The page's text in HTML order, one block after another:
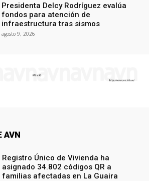
Presidenta Delcy Rodríguez evalúa
fondos para atención de
infraestructura tras sismos
agosto 9, 2026
AVN
Registro Único de Vivienda ha
asignado 34.802 códigos QR a
familias afectadas en La Guaira